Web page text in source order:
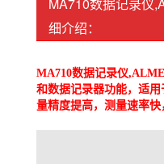
细介绍：
MA710数据记录仪
和数据记录器功能，适用
量精度提高，测量速率快